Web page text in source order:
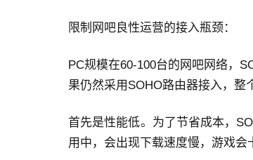
限制网吧良性运营的接入瓶颈：
PC规模在60-100台的网吧网络，
果仍然采用SOHO路由器接入，整
首先是性能低。为了节省成本，
用中，会出现下载速度慢，游戏会